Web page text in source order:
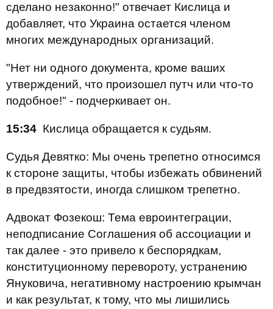
сделано незаконно!" отвечает Кислица и
добавляет, что Украина остается членом
многих международных организаций.
"Нет ни одного документа, кроме ваших
утверждений, что произошел путч или что-то
подобное!" - подчеркивает он.
15:34 Кислица обращается к судьям.
Судья Девятко: Мы очень трепетно относимся
к стороне защиты, чтобы избежать обвинений
в предвзятости, иногда слишком трепетно.
Адвокат Фозекош: Тема евроинтеграции,
неподписание Соглашения об ассоциации и
так далее - это привело к беспорядкам,
конституционному перевороту, устранению
Януковича, негативному настроению крымчан
и как результат, к тому, что мы лишились